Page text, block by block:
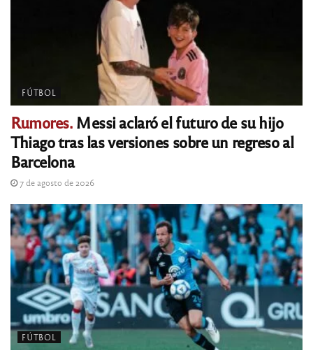
FÚTBOL
Rumores.Messi aclaró el futuro de su hijo
Thiago tras las versiones sobre un regreso al
Barcelona
7 de agosto de 2026
FÚTBOL